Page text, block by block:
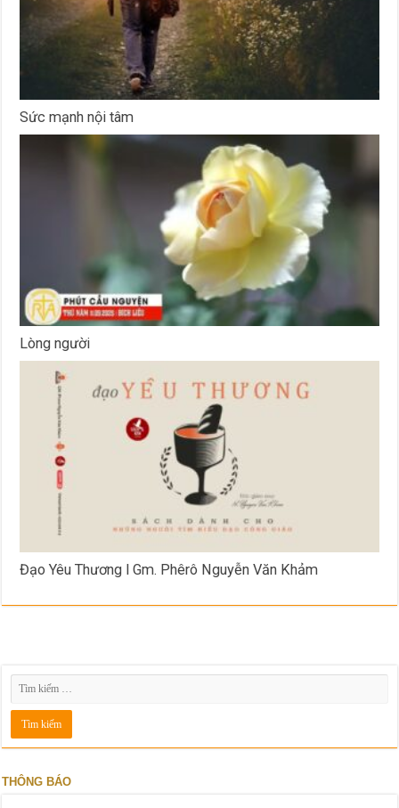
Sức mạnh nội tâm
Lòng người
Đạo Yêu Thương l Gm. Phêrô Nguyễn Văn Khảm
THÔNG BÁO